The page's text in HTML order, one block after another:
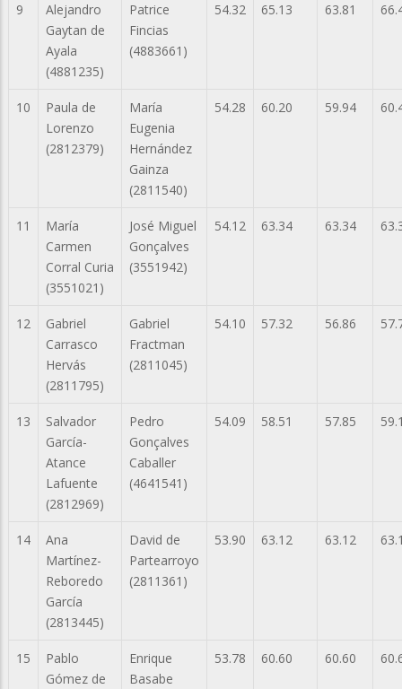
9
Alejandro
Gaytan de
Ayala
(4881235)
Patrice
Fincias
(4883661)
54.32 65.13 63.81
10
Paula de
Lorenzo
(2812379)
María
Eugenia
Hernández
Gainza
(2811540)
54.28 60.20 59.94
11
María
Carmen
Corral Curia
(3551021)
José Miguel
Gonçalves
(3551942)
54.12 63.34 63.34
12
Gabriel
Carrasco
Hervás
(2811795)
Gabriel
Fractman
(2811045)
54.10 57.32 56.86
13
Salvador
García-
Atance
Lafuente
(2812969)
Pedro
Gonçalves
Caballer
(4641541)
54.09 58.51 57.85
14
Ana
Martínez-
Reboredo
García
(2813445)
David de
Partearroyo
(2811361)
53.90 63.12 63.12
15
Pablo
Gómez de
Enrique
Basabe
53.78 60.60 60.60